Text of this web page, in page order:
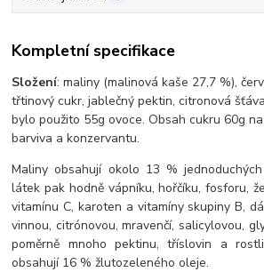
Kompletní specifikace
Složení: maliny (malinová kaše 27,7 %),
třtinový cukr, jablečný pektin, citronová
bylo použito 55g ovoce. Obsah cukru 60g
barviva a konzervantu.
Maliny obsahují okolo 13 %
látek pak hodně vápníku, hořčíku, fosforu,
vitamínu C, karoten a vitamíny skupiny B,
vinnou, citrónovou, mravenčí, salicylovou,
poměrně mnoho pektinu, tříslovin a
obsahují 16 % žlutozeleného oleje.